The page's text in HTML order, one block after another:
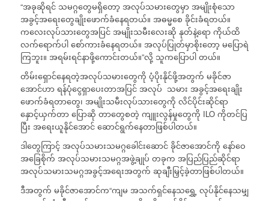
“အခုဆိုရင် သမဂ္ဂတွေမရှိတော့ အလုပ်သမားတွေမှာ အမျိုးစုံသော
အခွင့်အရေးတွေချိုးဖောက်ခံနေရတယ်။ အဓမ္မစေ ခိုင်းခံရတယ်။
ကလေးလုပ်သားတွေအပြင် အမျိုးသမီးလေးဆို နုတ်နဲ့ရော ကိုယ်ထိ
လက်ရောက်ပါ စော်ကားခံနေရတယ်။ အလုပ်ပြုတ်မှာစိုးတော့ မပြောရဲ
ကြဘူး။ အရမ်းရင်နာဖို့ကောင်းတယ်။”လို့ သူကပြောပါ တယ်။
တိမ်းရှောင်နေရတဲ့အလုပ်သမားတွေကို ပံ့ပိုးနိုင်ဖို့အတွက် မခိုင်ဇာ
အောင်ဟာ ရန်ပုံငွေရှာပေးတာအပြင် အလုပ် သမား အခွင့်အရေးချိုး
ဖောက်ခံရတာတွေ၊ အမျိုးသမီးလုပ်သားတွေကို လိင်ပိုင်းဆိုင်ရာ
နှောင့်ယှက်တာ ပြောဆို တာတွေစတဲ့ ကျူးလွန်မှုတွေကို ILO ကိုတင်ပြ
ပြီး အရေးယူနိုင်အောင် ဆောင်ရွက်နေတာဖြစ်ပါတယ်။
ဒါတွေကြာင့် အလုပ်သမားသမဂ္ဂခေါင်းဆောင် ခိုင်ဇာအောင်ကို နော်ဝေ
အခြေစိုက် အလုပ်သမားသမဂ္ဂအဖွဲ့ချုပ် တခုက အပြည်ပြည်ဆိုင်ရာ
အလုပ်သမားသမဂ္ဂအခွင့်အရေးအတွက် ဆုချီးမြှင့်ခဲ့တာဖြစ်ပါတယ်။
ဒီအတွက် မခိုင်ဇာအောင်က“ကျမ အသက်ရှင်နေသရွှေ့ လုပ်နိုင်နေသမျှ